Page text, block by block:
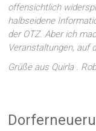
offensichtlich
halbseidene
der OTZ. Aber ich
Veranstaltungen, auf
Grüße aus Quirla .